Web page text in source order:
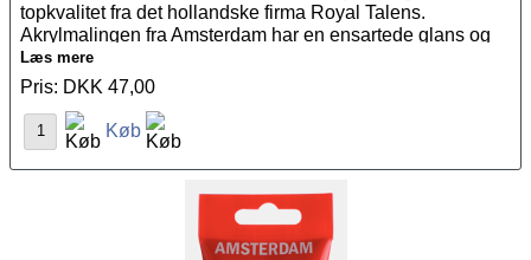
topkvalitet fra det hollandske firma Royal Talens.
Akrylmalingen fra Amsterdam har en ensartede glans og
er eksterm holdbar og fleksibel, hvilket gør malingen ideel
til brug på flere overflader. Akrylmalingen kan fortyndes
næsten helt lugtfri, hvilket gør den behagelig at arbejde
med.
Det unikke ved Amsterdam Standard serien er, at den let
kan kombineres med de andre akryl farver fra Amsterdam
spraymalingen. Farvekoderne er ens på
Læs mere
Pris: DKK 47,00
Køb